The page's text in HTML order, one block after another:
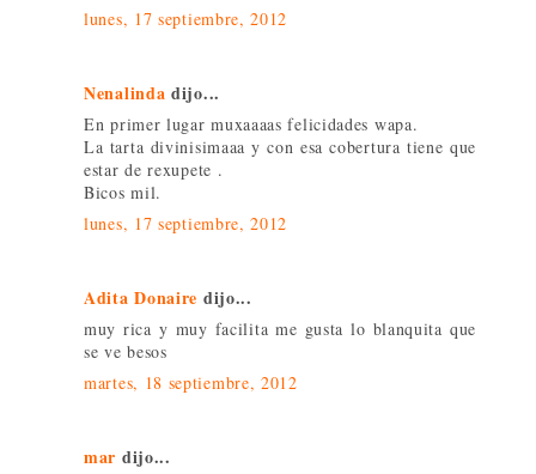
lunes, 17 septiembre, 2012
Nenalinda dijo...
En primer lugar muxaaaas felicidades wapa.
La tarta divinisimaaa y con esa cobertura tiene que
estar de rexupete .
Bicos mil.
lunes, 17 septiembre, 2012
Adita Donaire dijo...
muy rica y muy facilita me gusta lo blanquita que
se ve besos
martes, 18 septiembre, 2012
mar dijo...